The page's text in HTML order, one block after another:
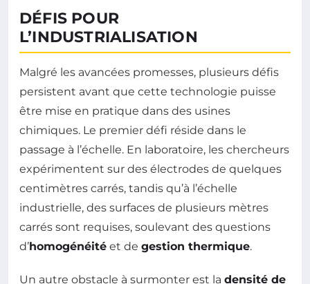
DÉFIS POUR
L’INDUSTRIALISATION
Malgré les avancées promesses, plusieurs défis
persistent avant que cette technologie puisse
être mise en pratique dans des usines
chimiques. Le premier défi réside dans le
passage à l’échelle. En laboratoire, les chercheurs
expérimentent sur des électrodes de quelques
centimètres carrés, tandis qu’à l’échelle
industrielle, des surfaces de plusieurs mètres
carrés sont requises, soulevant des questions
d’homogénéité et de gestion thermique.
Un autre obstacle à surmonter est la densité de